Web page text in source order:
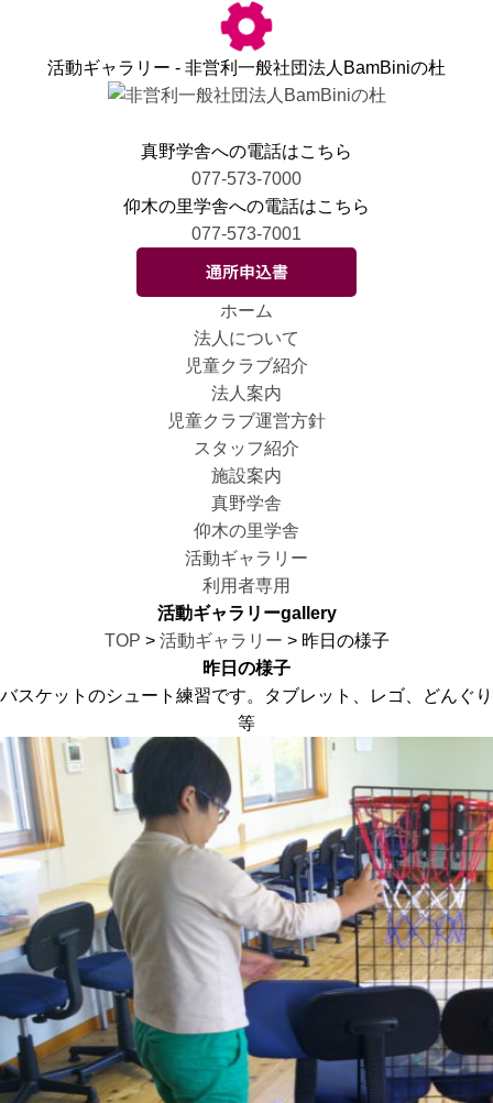
活動ギャラリー - 非営利一般社団法人BamBiniの杜
真野学舎への電話はこちら
077-573-7000
仰木の里学舎への電話はこちら
077-573-7001
ホーム
法人について
児童クラブ紹介
法人案内
児童クラブ運営方針
スタッフ紹介
施設案内
真野学舎
仰木の里学舎
活動ギャラリー
利用者専用
活動ギャラリーgallery
TOP > 活動ギャラリー > 昨日の様子
昨日の様子
バスケットのシュート練習です。タブレット、レゴ、どんぐり
等